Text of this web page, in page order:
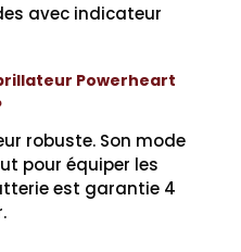
avec indicateur
Powerheart
robuste. Son mode
pour équiper les
est garantie 4